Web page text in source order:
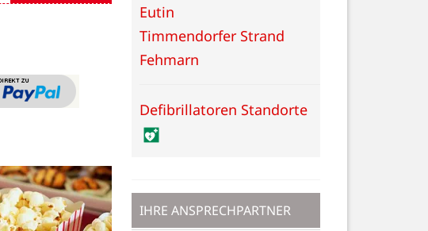
Eutin
Timmendorfer Strand
Fehmarn
Defibrillatoren Standorte
IHRE ANSPRECHPARTNER